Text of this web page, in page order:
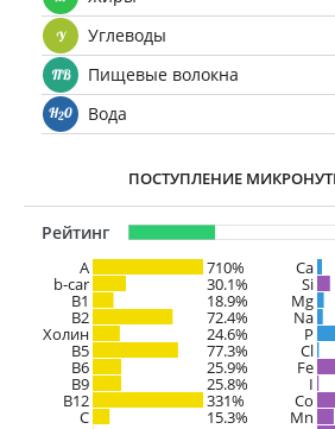
Углеводы
Пищевые волокна
Вода
ПОСТУПЛЕНИЕ
Рейтинг
A
710%
b-car 30.1%
В1 18.9%
B2 72.4%
Холин 24.6%
B5 77.3%
B6 25.9%
B9 25.8%
B12 331%
C 15.3%
Ca
Si
Mg
Na
P
Cl
Fe
I
Co
Mn